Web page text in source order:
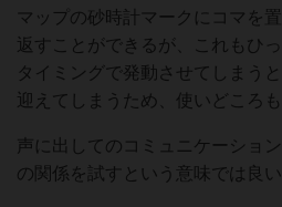
マップの砂時計マークにコマを
返すことができるが、これもひ
タイミングで発動させてしまう
迎えてしまうため、使いどころも
声に出してのコミュニケーショ
の関係を試すという意味では良